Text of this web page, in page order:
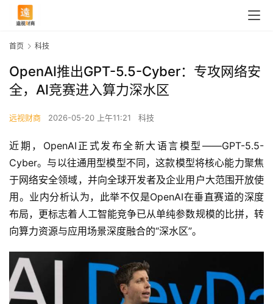
首页 科技
OpenAI推出GPT-5.5-Cyber：专攻网络安
全，AI竞赛进入算力深水区
远视财商 2026-05-20 上午11:21 科技
近期，OpenAI正式发布全新大语言模型——GPT-5.5-
Cyber。与以往通用型模型不同，这款模型将核心能力聚焦
于网络安全领域，并向全球开发者及企业用户大范围开放使
用。业内分析认为，此举不仅是OpenAI在垂直赛道的深度
布局，更标志着人工智能竞争已从单纯参数规模的比拼，转
向算力资源与应用场景深度融合的“深水区”。